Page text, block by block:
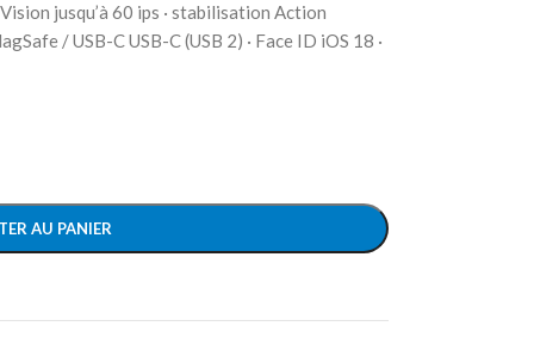
jusqu’à 60 ips · stabilisation Action
/ USB-C USB-C (USB 2) · Face ID iOS 18 ·
AU PANIER